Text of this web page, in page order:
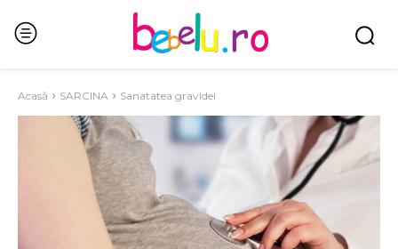
Acasă SARCINA Sanatatea gravidei